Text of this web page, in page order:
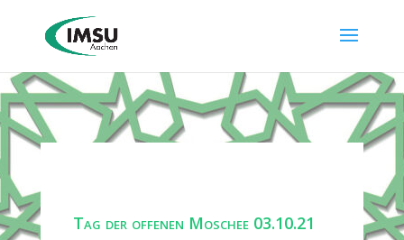
Tag der offenen Moschee 03.10.21